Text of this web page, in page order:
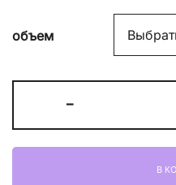
объем
-
В